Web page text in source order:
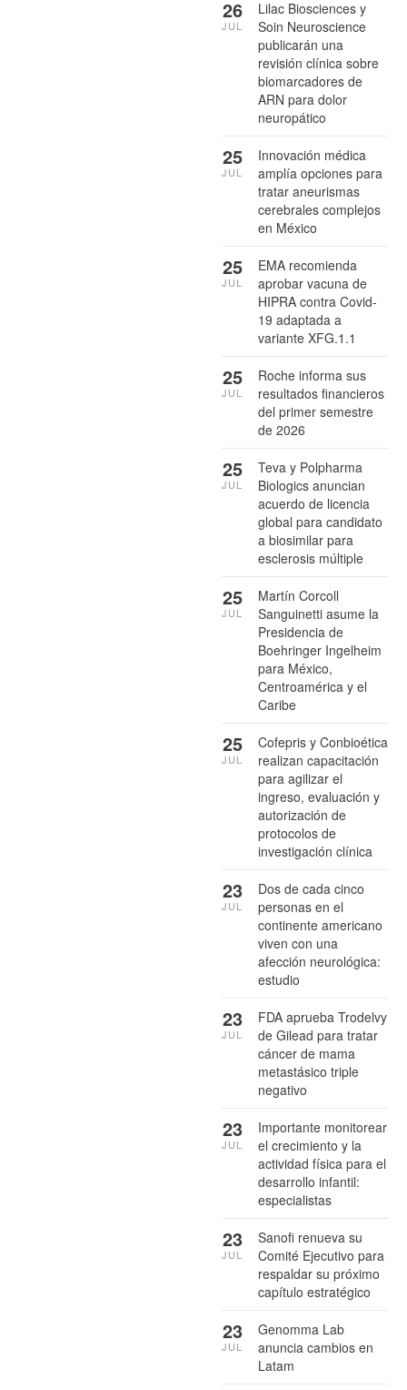
Lilac Biosciences y
Soin Neuroscience
publicarán una
revisión clínica sobre
biomarcadores de
ARN para dolor
neuropático
26
JUL
Innovación médica
amplía opciones para
tratar aneurismas
cerebrales complejos
en México
25
JUL
EMA recomienda
aprobar vacuna de
HIPRA contra Covid-
19 adaptada a
variante XFG.1.1
25
JUL
Roche informa sus
resultados financieros
del primer semestre
de 2026
25
JUL
Teva y Polpharma
Biologics anuncian
acuerdo de licencia
global para candidato
a biosimilar para
esclerosis múltiple
25
JUL
Martín Corcoll
Sanguinetti asume la
Presidencia de
Boehringer Ingelheim
para México,
Centroamérica y el
Caribe
25
JUL
Cofepris y Conbioética
realizan capacitación
para agilizar el
ingreso, evaluación y
autorización de
protocolos de
investigación clínica
25
JUL
Dos de cada cinco
personas en el
continente americano
viven con una
afección neurológica:
estudio
23
JUL
FDA aprueba Trodelvy
de Gilead para tratar
cáncer de mama
metastásico triple
negativo
23
JUL
Importante monitorear
el crecimiento y la
actividad física para el
desarrollo infantil:
especialistas
23
JUL
Sanofi renueva su
Comité Ejecutivo para
respaldar su próximo
capítulo estratégico
23
JUL
Genomma Lab
anuncia cambios en
Latam
23
JUL